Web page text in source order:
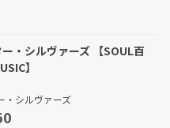
・シルヴァーズ 【SOUL百
】
・シルヴァーズ